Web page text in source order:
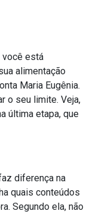
você está
alimentação
Maria Eugênia.
o seu limite. Veja,
última etapa, que
diferença na
quais conteúdos
Segundo ela, não